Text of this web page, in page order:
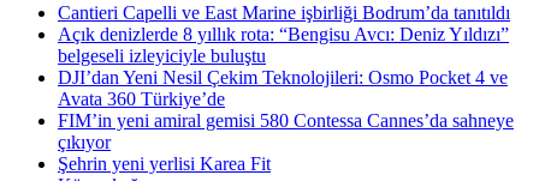
Cantieri Capelli ve East Marine işbirliği Bodrum’da tanıtıldı
Açık denizlerde 8 yıllık rota: “Bengisu Avcı: Deniz Yıldızı”
belgeseli izleyiciyle buluştu
DJI’dan Yeni Nesil Çekim Teknolojileri: Osmo Pocket 4 ve
Avata 360 Türkiye’de
FIM’in yeni amiral gemisi 580 Contessa Cannes’da sahneye
çıkıyor
Şehrin yeni yerlisi Karea Fit